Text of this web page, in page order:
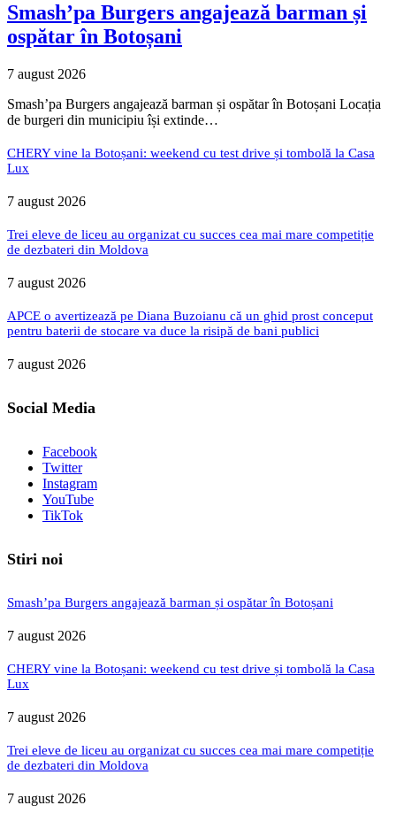
Smash’pa Burgers angajează barman și
ospătar în Botoșani
7 august 2026
Smash’pa Burgers angajează barman și ospătar în Botoșani Locația
de burgeri din municipiu își extinde…
CHERY vine la Botoșani: weekend cu test drive și tombolă la Casa
Lux
7 august 2026
Trei eleve de liceu au organizat cu succes cea mai mare competiție
de dezbateri din Moldova
7 august 2026
APCE o avertizează pe Diana Buzoianu că un ghid prost conceput
pentru baterii de stocare va duce la risipă de bani publici
7 august 2026
Social Media
Facebook
Twitter
Instagram
YouTube
TikTok
Stiri noi
Smash’pa Burgers angajează barman și ospătar în Botoșani
7 august 2026
CHERY vine la Botoșani: weekend cu test drive și tombolă la Casa
Lux
7 august 2026
Trei eleve de liceu au organizat cu succes cea mai mare competiție
de dezbateri din Moldova
7 august 2026